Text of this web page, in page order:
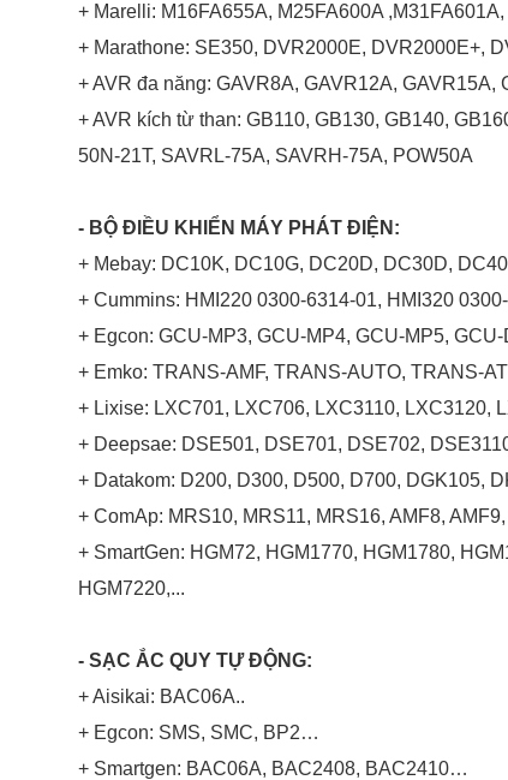
+ Marelli: M16FA655A, M25FA600A
+ Marathone: SE350, DVR2000E, DVR2000E+,
+ AVR đa năng: GAVR8A, GAVR12A, GAVR15A,
+ AVR kích từ than: GB110, GB130, GB140,
50N-21T, SAVRL-75A, SAVRH-75A, POW50A
- BỘ ĐIỀU KHIỂN MÁY PHÁT ĐIỆN:
+ Mebay: DC10K, DC10G, DC20D, DC30D,
+ Cummins: HMI220 0300-6314-01, HMI320
+ Egcon: GCU-MP3, GCU-MP4, GCU-MP5,
+ Emko: TRANS-AMF, TRANS-AUTO, TRANS-
+ Lixise: LXC701, LXC706, LXC3110, LXC3120,
+ Deepsae: DSE501, DSE701, DSE702,
+ Datakom: D200, D300, D500, D700, DGK105,
+ ComAp: MRS10, MRS11, MRS16, AMF8,
+ SmartGen: HGM72, HGM1770, HGM1780,
HGM7220,...
- SẠC ẮC QUY TỰ ĐỘNG:
+ Aisikai: BAC06A..
+ Egcon: SMS, SMC, BP2…
+ Smartgen: BAC06A, BAC2408, BAC2410…